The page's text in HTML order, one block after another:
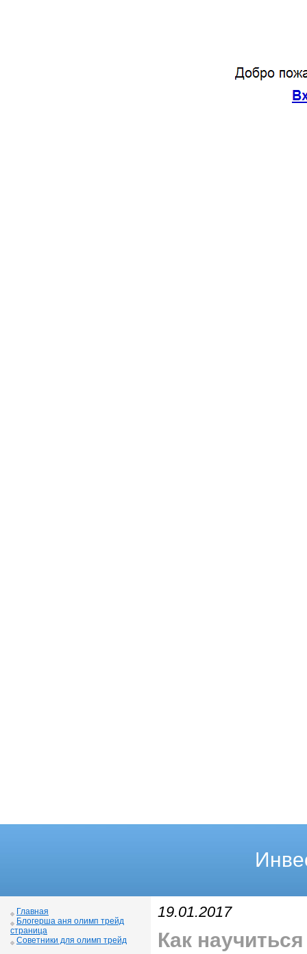
Главная
Блогерша аня олимп трейд
страница
Советники для олимп трейд
19.01.2017
Как